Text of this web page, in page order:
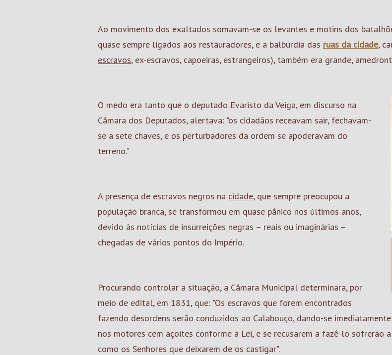
Ao movimento dos exaltados somavam-se os levantes e motins dos
quase sempre ligados aos restauradores, e a balbúrdia das ruas da cidade,
escravos, ex-escravos, capoeiras, estrangeiros), também era grande,
O medo era tanto que o deputado Evaristo da Veiga, em discurso na
Câmara dos Deputados, alertava: "os cidadãos receavam sair, fechavam-
se a sete chaves, e os perturbadores da ordem se apoderavam do
terreno."
A presença de escravos negros na cidade, que sempre preocupou a
população branca, se transformou em quase pânico nos últimos anos,
devido às notícias de insurreições negras – reais ou imaginárias –
chegadas de vários pontos do Império.
Procurando controlar a situação, a Câmara Municipal determinara, por
meio de edital, em 1831, que: "Os escravos que forem encontrados
fazendo desordens serão conduzidos ao Calabouço, dando-se
nos motores cem açoites conforme a Lei, e se recusarem a fazê-lo sofrerão
como os Senhores que deixarem de os castigar".